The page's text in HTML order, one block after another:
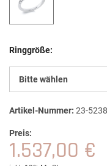
Ringgröße:
Bitte wählen
Artikel-Nummer: 23-
Preis:
1.537,00 €